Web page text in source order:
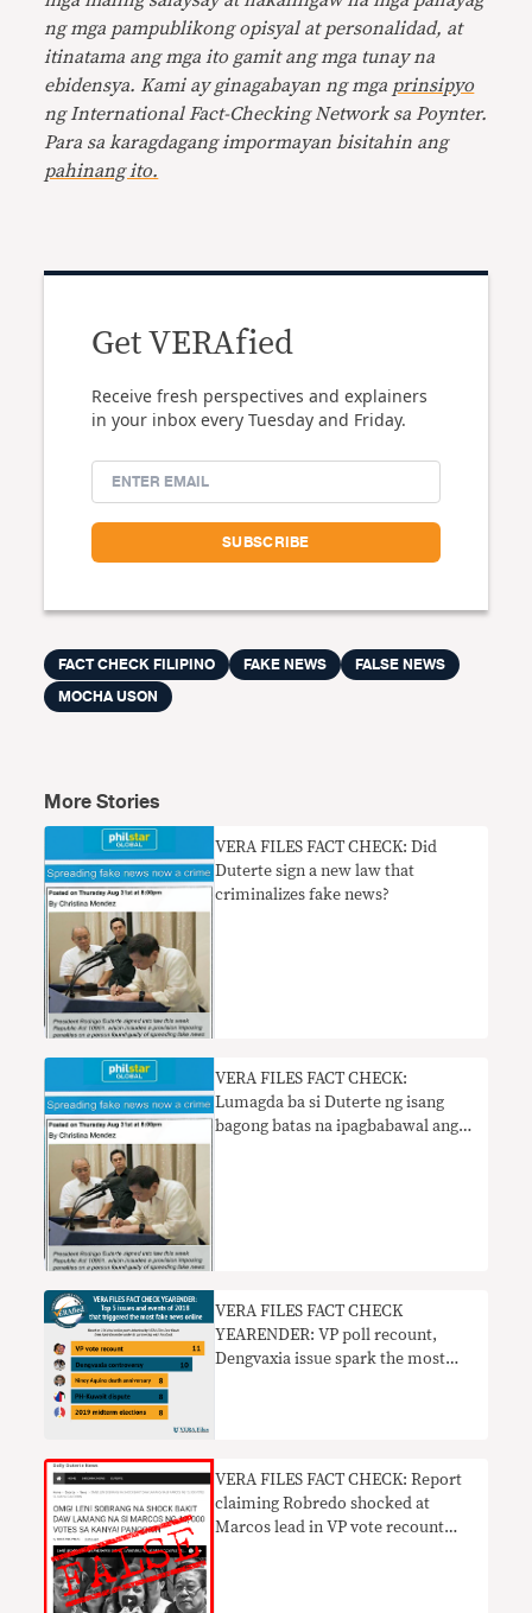
ng mga pampublikong opisyal at personalidad, at
itinatama ang mga ito gamit ang mga tunay na
ebidensya. Kami ay ginagabayan ng mga prinsipyo
ng International Fact-Checking Network sa Poynter.
Para sa karagdagang impormayan bisitahin ang
pahinang ito.
Get VERAfied
Receive fresh perspectives and explainers
in your inbox every Tuesday and Friday.
FACT CHECK FILIPINO FAKE NEWS
FALSE NEWS
MOCHA USON
More Stories
VERA FILES FACT CHECK: Did
Duterte sign a new law that
criminalizes fake news?
VERA FILES FACT CHECK:
Lumagda ba si Duterte ng isang
bagong batas na ipagbabawal ang
VERA FILES FACT CHECK
YEARENDER: VP poll recount,
Dengvaxia issue spark the most
VERA FILES FACT CHECK: Report
claiming Robredo shocked at
Marcos lead in VP vote recount